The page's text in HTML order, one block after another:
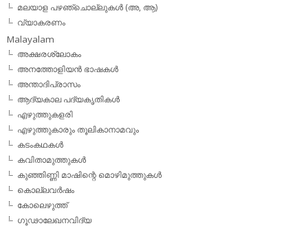
മലയാള പഴഞ്ചൊല്ലുകൾ (അ, ആ)
വ്യാകരണം
Malayalam
അക്ഷരശ്ലോകം
അനത്തോളിയന്‍ ഭാഷകള്‍
അന്താദിപ്രാസം
ആദ്യകാല പദ്യകൃതികള്‍
എഴുത്തുകളരി
എഴുത്തുകാരും തൂലികാനാമവും
കടംകഥകള്‍
കവിതാമുത്തുകള്‍
കുഞ്ഞിണ്ണി മാഷിന്റെ മൊഴിമുത്തുകള്‍
കൊല്ലവര്‍ഷം
കോലെഴുത്ത്
ഗൂഢാലേഖനവിദ്യ